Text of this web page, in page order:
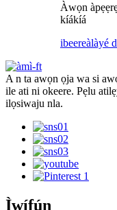
Àwọn
kíákíá
ibeereàlàyé
A n ta awọn ọja wa si
ile ati ni okeere. Pẹlu
ilọsiwaju nla.
Ìwífún